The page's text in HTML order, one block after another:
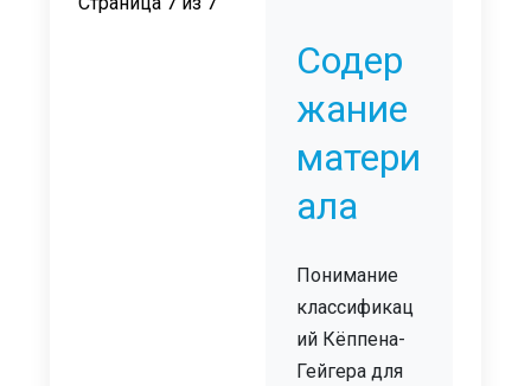
Содер
жание
матери
ала
Понимание
классификац
ий Кёппена-
Гейгера для